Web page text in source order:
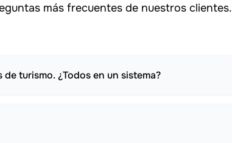
más frecuentes de nuestros clientes.
turismo. ¿Todos en un sistema?